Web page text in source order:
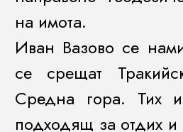
на имота.
Иван Вазово се
се срещат
Средна гора. Тих
подходящ за отдих и